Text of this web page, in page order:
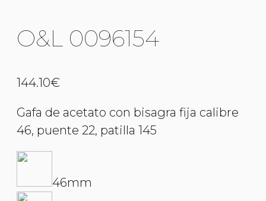
O&L 0096154
144.10€
Gafa de acetato con bisagra fija calibre
46, puente 22, patilla 145
46mm